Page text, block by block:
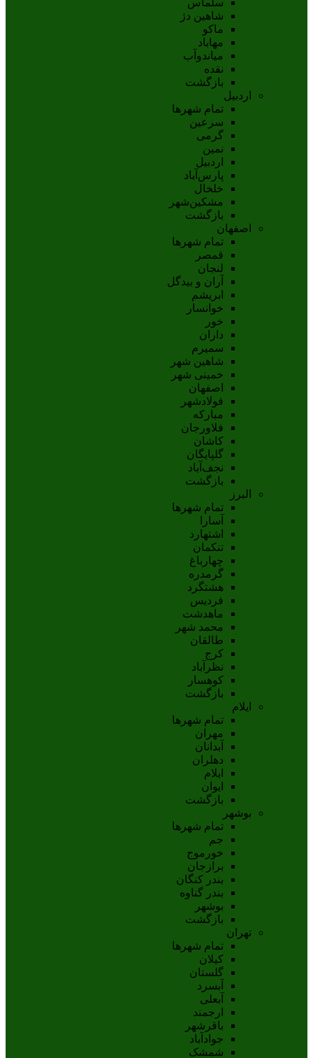
شاهين دژ
ماکو
مهاباد
مياندوآب
نقده
بازگشت
اردبیل
تمام شهر‌ها
سرعین
گرمی
نمین
اردبيل
پارس‌آباد
خلخال
مشکين‌شهر
بازگشت
اصفهان
تمام شهر‌ها
قمصر
لنجان
آران و بیدگل
ابریشم
خوانسار
خور
داران
سمیرم
شاهین شهر
خمینی شهر
اصفهان
فولادشهر
مبارکه
فلاورجان
کاشان
گلپايگان
نجف‌آباد
بازگشت
البرز
تمام شهر‌ها
آسارا
اشتهارد
تنکمان
چهارباغ
گرمدره
هشتگرد
فردیس
ماهدشت
محمد شهر
طالقان
کرج
نظرآباد
کوهسار
بازگشت
ایلام
تمام شهر‌ها
مهران
آبدانان
دهلران
ايلام
ايوان
بازگشت
بوشهر
تمام شهر‌ها
جم
خورموج
برازجان
بندر کنگان
بندر گناوه
بوشهر
بازگشت
تهران
تمام شهر‌ها
کیلان
گلستان
آبسرد
آبعلی
ارجمند
باقرشهر
جوادآباد
شمشک